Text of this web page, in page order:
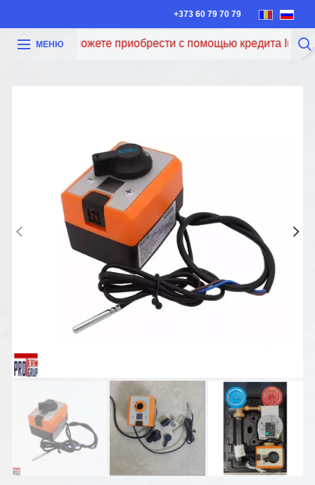
+373 60 79 70 79
МЕНЮ
вы можете приобрести с помощью кредита Iute